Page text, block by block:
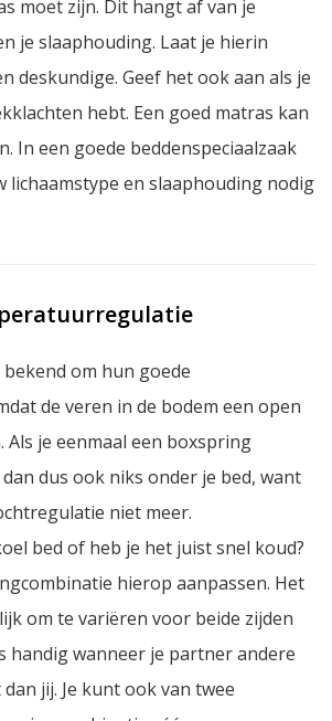
moet zijn. Dit hangt af van je
je slaaphouding. Laat je hierin
deskundige. Geef het ook aan als je
hebt. Een goed matras kan
In een goede beddenspeciaalzaak
lichaamstype en slaaphouding nodig
om hun goede
de veren in de bodem een open
je eenmaal een boxspring
dus ook niks onder je bed, want
niet meer.
bed of heb je het juist snel koud?
hierop aanpassen. Het
om te variëren voor beide zijden
handig wanneer je partner andere
jij. Je kunt ook van twee